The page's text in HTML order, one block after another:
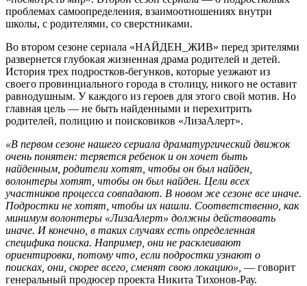
проблемах самоопределения, взаимоотношениях внутри
школы, с родителями, со сверстниками.
Во втором сезоне сериала «НАЙДЕН_ЖИВ» перед зрителями
развернется глубокая жизненная драма родителей и детей.
История трех подростков-бегунков, которые уезжают из
своего провинциального города в столицу, никого не оставит
равнодушным. У каждого из героев для этого свой мотив. Но
главная цель — не быть найденными и перехитрить
родителей, полицию и поисковиков «ЛизаАлерт».
«В первом сезоне нашего сериала драматургический движок
очень понятен: теряется ребенок и он хочет быть
найденным, родители хотят, чтобы он был найден,
волонтеры хотят, чтобы он был найден. Цели всех
участников процесса совпадают. В новом же сезоне все иначе.
Подростки не хотят, чтобы их нашли. Соответственно, как
минимум волонтеры «ЛизаАлерт» должны действовать
иначе. И конечно, в таких случаях есть определенная
специфика поиска. Например, они не расклеивают
ориентировки, потому что, если подростки узнают о
поисках, они, скорее всего, сменят свою локацию», — говорит
генеральный продюсер проекта Никита Тихонов-Рау.